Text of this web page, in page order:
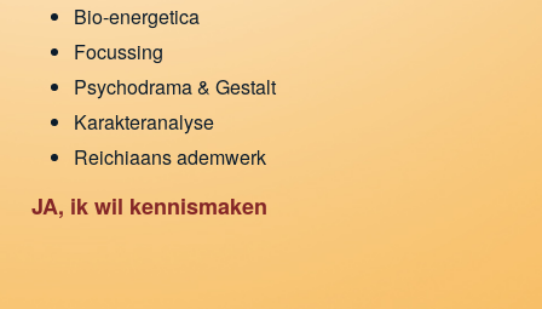
Bio-energetica
Focussing
Psychodrama & Gestalt
Karakteranalyse
Reichiaans ademwerk
JA, ik wil kennismaken